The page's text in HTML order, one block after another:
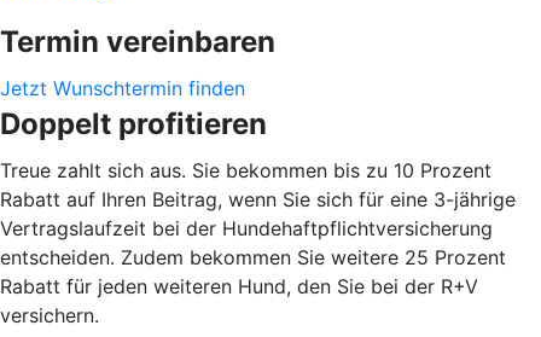
Termin vereinbaren
Jetzt Wunschtermin finden
Doppelt profitieren
Treue zahlt sich aus. Sie bekommen bis zu 10 Prozent
Rabatt auf Ihren Beitrag, wenn Sie sich für eine 3-jährige
Vertragslaufzeit bei der Hundehaftpflichtversicherung
entscheiden. Zudem bekommen Sie weitere 25 Prozent
Rabatt für jeden weiteren Hund, den Sie bei der R+V
versichern.